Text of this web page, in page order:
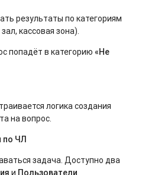
результаты по категориям
кассовая зона).
попадёт в категорию«Не
логика создания
на вопрос.
по ЧЛ
задача. Доступно два
и Пользователи